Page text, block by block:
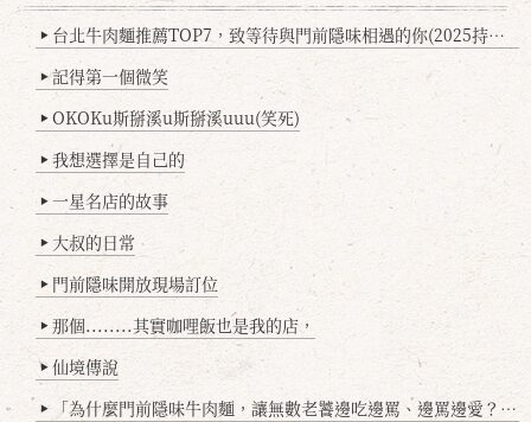
▶ 台北牛肉麵推薦TOP7，致等待與門前隱味相遇的你(2025持續更新
▶ 記得第一個微笑
▶ OKOKu斯掰溪u斯掰溪uuu(笑死)
▶ 我想選擇是自己的
▶ 一星名店的故事
▶ 大叔的日常
▶ 門前隱味開放現場訂位
▶ 那個........其實咖哩飯也是我的店，
▶ 仙境傳說
▶ 「為什麼門前隱味牛肉麵，讓無數老饕邊吃邊罵、邊罵邊愛？小辣雞揭密！」